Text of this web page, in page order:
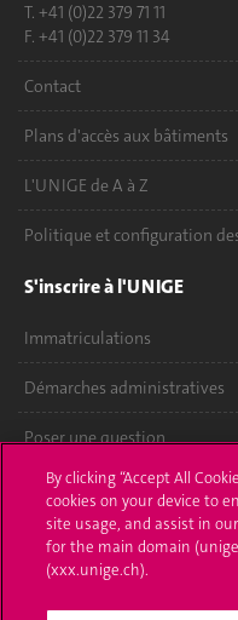
T. +41 (0)22 379 71 11
F. +41 (0)22 379 11 34
Contact
Plans d'accès aux bâtiments
L'UNIGE de A à Z
Politique et configuration
S'inscrire à l'UNIGE
Immatriculations
Démarches administratives
Poser une question
L'UNIGE vous informe
UNIGE Mobile
By clicking “Accept All
cookies on your device to
site usage, and assist in
for the main domain
(xxx.unige.ch).